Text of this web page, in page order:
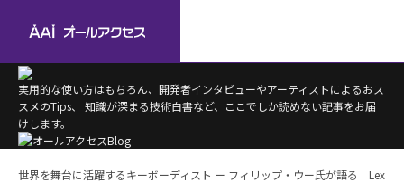
実用的な使い方はもちろん、開発者インタビューやアーティストによるおス
スメのTips、
知識が深まる技術白書など、ここでしか読めない記事をお届
けします。
世界を舞台に活躍するキーボーディスト ー フィリップ・ウー氏が語る Lex